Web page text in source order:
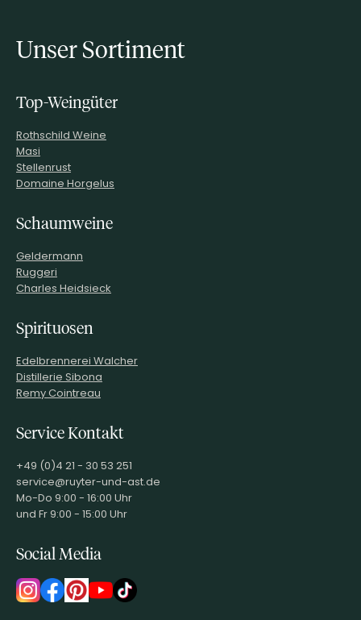
Unser Sortiment
Top-Weingüter
Rothschild Weine
Masi
Stellenrust
Domaine Horgelus
Schaumweine
Geldermann
Ruggeri
Charles Heidsieck
Spirituosen
Edelbrennerei Walcher
Distillerie Sibona
Remy Cointreau
Service Kontakt
+49 (0)4 21 - 30 53 251
service@ruyter-und-ast.de
Mo-Do 9:00 - 16:00 Uhr
und Fr 9:00 - 15:00 Uhr
Social Media